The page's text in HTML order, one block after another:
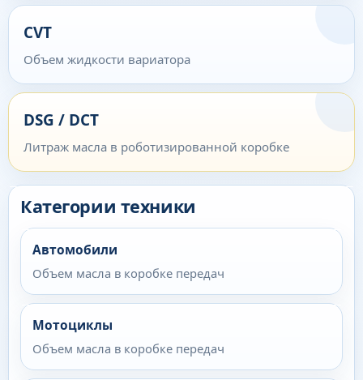
CVT
Объем жидкости вариатора
DSG / DCT
Литраж масла в роботизированной коробке
Категории техники
Автомобили
Объем масла в коробке передач
Мотоциклы
Объем масла в коробке передач